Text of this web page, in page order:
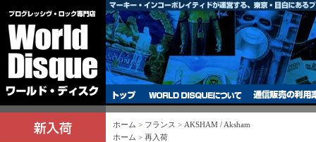
ホーム > フランス > AKSHAM / Aksham
ホーム > 再入荷